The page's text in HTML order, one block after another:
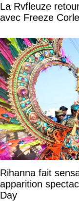
La Rvfleuze
avec Freeze
Rihanna fait
apparition
Day